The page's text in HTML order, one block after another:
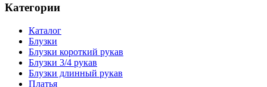
Категории
Каталог
Блузки
Блузки короткий рукав
Блузки 3/4 рукав
Блузки длинный рукав
Платья